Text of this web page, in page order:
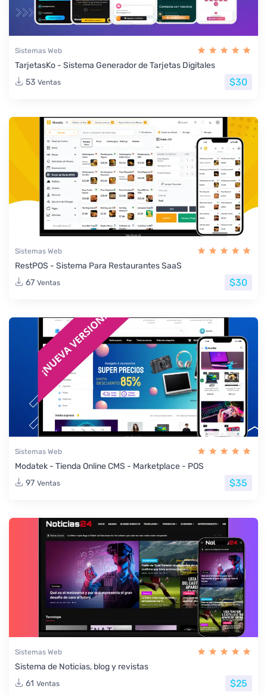
Sistemas Web
TarjetasKo - Sistema Generador de Tarjetas Digitales
53 Ventas $30
Sistemas Web
RestPOS - Sistema Para Restaurantes SaaS
67 Ventas $30
Sistemas Web
Modatek - Tienda Online CMS - Marketplace - POS
97 Ventas $35
Sistemas Web
Sistema de Noticias, blog y revistas
61 Ventas $25